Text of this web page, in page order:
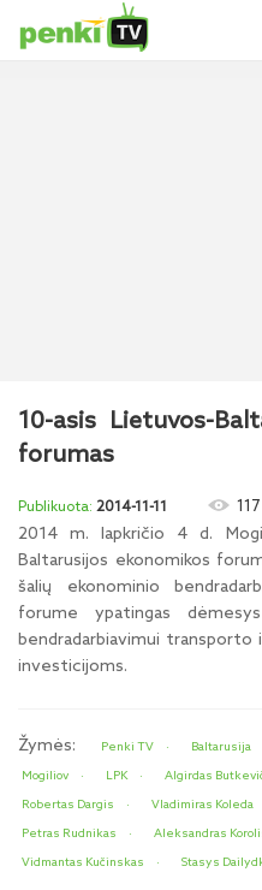
10-asis Lietuvos-
forumas
2014-11-11 117
2014 m. lapkričio 4 d.
Baltarusijos ekonomikos
šalių ekonominio
forume ypatingas
bendradarbiavimui
investicijoms.
Žymės: Penki TV Baltarusija
Mogiliov
LPK Algirdas
Robertas Dargis
Vladimiras Koleda
Petras Rudnikas
Aleksandras
Vidmantas Kučinskas
Stasys